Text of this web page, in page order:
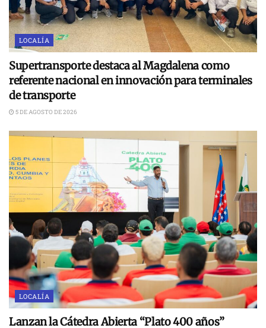
LOCALÍA
Supertransporte destaca al Magdalena como
referente nacional en innovación para terminales
de transporte
5 DE AGOSTO DE 2026
LOCALÍA
Lanzan la Cátedra Abierta “Plato 400 años”